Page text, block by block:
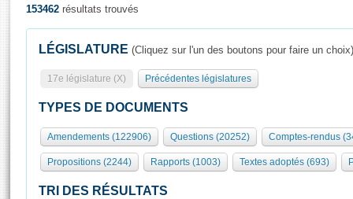
Présidence
577 députés
Groupes politiques
Séance publique
Commissions et autres organes
Europe et International
Rôle et pouvoirs de l'Assemblée
Organisation de l'Assemblée
Présidence Conférence des Présidents Bureau Collège des
Visiter l'Assemblée
Visite virtuelle du palais Bourbon
Assister à une séance
153462 résultats trouvés
LÉGISLATURE (Cliquez sur l'un des boutons pour faire un choix)
17e législature (X) Précédentes législatures
TYPES DE DOCUMENTS
Amendements (122906) Questions (20252) Comptes-rendus
Propositions (2244) Rapports (1003) Textes adoptés (693)
TRI DES RÉSULTATS